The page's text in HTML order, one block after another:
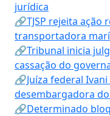
jurídica
🔗TJSP rejeita
transportadora
🔗Tribunal inicia
cassação do
🔗Juíza federal
desembargadora do
🔗Determinado